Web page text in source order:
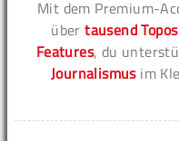
Mit dem Premium-
übertausend Topos
Features, du
Journalismusim